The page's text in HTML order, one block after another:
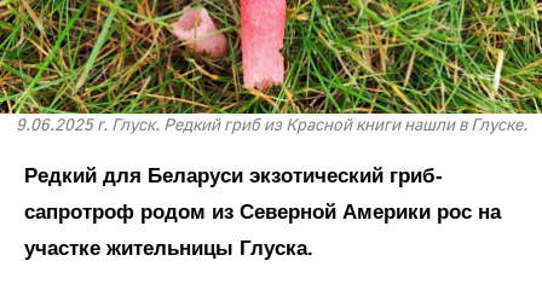
9.06.2025 г. Глуск. Редкий гриб из Красной книги нашли в Глуске.
Редкий для Беларуси экзотический гриб-
сапротроф родом из Северной Америки рос на
участке жительницы Глуска.